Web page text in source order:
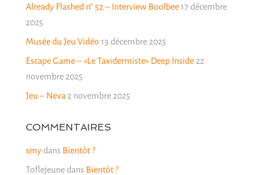
Already Flashed n° 52 – Interview Boolbee 17 décembre
2025
Musée du Jeu Vidéo 13 décembre 2025
Escape Game – «Le Taxidermiste» Deep Inside 22
novembre 2025
Jeu – Neva 2 novembre 2025
COMMENTAIRES
smydans Bientôt ?
Toflejeunedans Bientôt ?